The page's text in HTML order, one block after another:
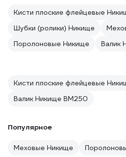
Кисти плоские флейцевые
Шубки (ролики) Никище
Поролоновые Никище
Валик
Кисти плоские флейцевые
Валик Никище ВМ250
Популярное
Меховые Никище